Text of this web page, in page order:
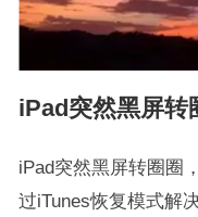
iPad突然黑屏转
iPad突然黑屏转圈圈
过iTunes恢复模式解